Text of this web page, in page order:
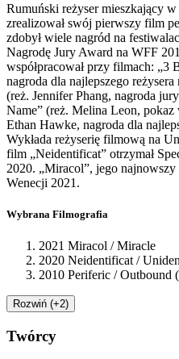
Rumuński reżyser mieszkający
zrealizował swój pierwszy film
zdobył wiele nagród na
Nagrodę Jury Award na WFF
współpracował przy filmach: „3
nagroda dla najlepszego
(reż. Jennifer Phang, nagroda
Name” (reż. Melina Leon, pokaz
Ethan Hawke, nagroda dla
Wykłada reżyserię filmową na
film „Neidentificat” otrzymał
2020. „Miracol”, jego
Wenecji 2021.
Wybrana Filmografia
2021 Miracol / Miracle
2020 Neidentificat /
2010 Periferic / Outbound
Rozwiń (+2)
Twórcy